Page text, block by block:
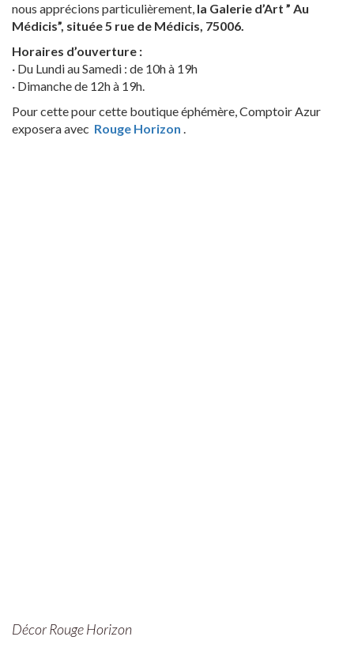
nous apprécions particulièrement, la Galerie d’Art ” Au
Médicis”, située 5 rue de Médicis, 75006.
Horaires d’ouverture :
· Du Lundi au Samedi : de 10h à 19h
· Dimanche de 12h à 19h.
Pour cette pour cette boutique éphémère, Comptoir Azur
exposera avec Rouge Horizon .
Décor Rouge Horizon